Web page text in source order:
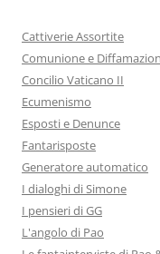
Cattiverie Assortite
Comunione e
Concilio Vaticano II
Ecumenismo
Esposti e Denunce
Fantarisposte
Generatore automatico
I dialoghi di Simone
I pensieri di GG
L'angolo di Pao